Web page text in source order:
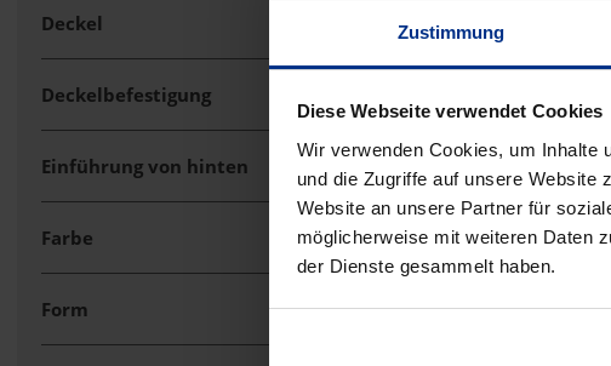
Zustimmung
Diese Webseite verwendet Cookies
Wir verwenden Cookies, um Inhalte
und die Zugriffe auf unsere Website
Website an unsere Partner für
möglicherweise mit weiteren Daten
der Dienste gesammelt haben.
Deckel
Deckelbefestigung
Einführung von hinten
Farbe grau
Form rechteckig